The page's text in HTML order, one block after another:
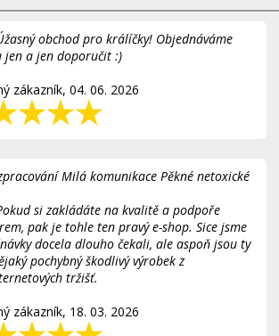
obchod pro králíčky! Objednáváme
jen a jen doporučit :)
zákazník, 04. 06. 2026
Milá komunikace Pěkné netoxické
si zakládáte na kvalitě a podpoře
pak je tohle ten pravý e-shop. Sice jsme
docela dlouho čekali, ale aspoň jsou ty
pochybný škodlivý výrobek z
tržišť.
zákazník, 18. 03. 2026